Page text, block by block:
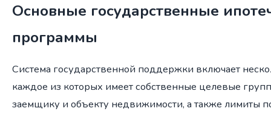
Основные государственные
программы
Система государственной поддержки включает
каждое из которых имеет собственные целевые
заемщику и объекту недвижимости, а также лимиты